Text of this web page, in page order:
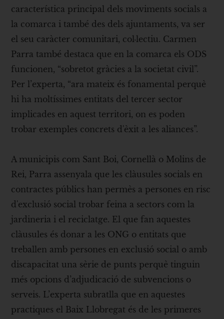
característica principal dels moviments socials a
la comarca i també des dels ajuntaments, va ser
el seu caràcter comunitari, col·lectiu. Carmen
Parra també destaca que en la comarca els ODS
funcionen, “sobretot gràcies a la societat civil”.
Per l’experta, “ara mateix és fonamental perquè
hi ha moltíssimes entitats del tercer sector
implicades en aquest territori, on es poden
trobar exemples concrets d'èxit a les aliances”.
A municipis com Sant Boi, Cornellà o Molins de
Rei, Parra assenyala que les clàusules socials en
contractes públics han permès a persones en risc
d'exclusió social trobar feina a sectors com la
jardineria i el reciclatge. El que fan aquestes
clàusules és donar a les ONG o entitats que
treballen amb persones en exclusió social o amb
discapacitat una sèrie de punts perquè tinguin
més opcions d’adjudicació de subvencions o
serveis. L’experta subratlla que en aquestes
practiques el Baix Llobregat és de les primeres